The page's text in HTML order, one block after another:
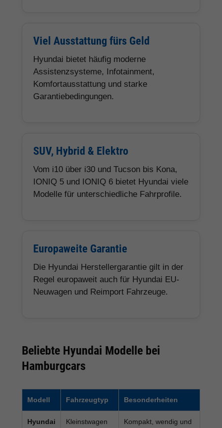
Viel Ausstattung fürs Geld
Hyundai bietet häufig moderne
Assistenzsysteme, Infotainment,
Komfortausstattung und starke
Garantiebedingungen.
SUV, Hybrid & Elektro
Vom i10 über i30 und Tucson bis Kona,
IONIQ 5 und IONIQ 6 bietet Hyundai viele
Modelle für unterschiedliche Fahrprofile.
Europaweite Garantie
Die Hyundai Herstellergarantie gilt in der
Regel europaweit auch für Hyundai EU-
Neuwagen und Reimport Fahrzeuge.
Beliebte Hyundai Modelle bei
Hamburgcars
Modell Fahrzeugtyp Besonderheiten
Hyundai
Kleinstwagen
Kompakt, wendig und